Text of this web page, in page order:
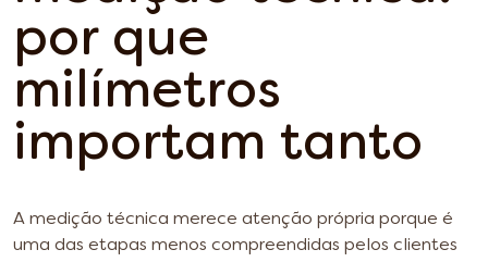
por que
milímetros
importam tanto
A medição técnica merece atenção própria porque é
uma das etapas menos compreendidas pelos clientes